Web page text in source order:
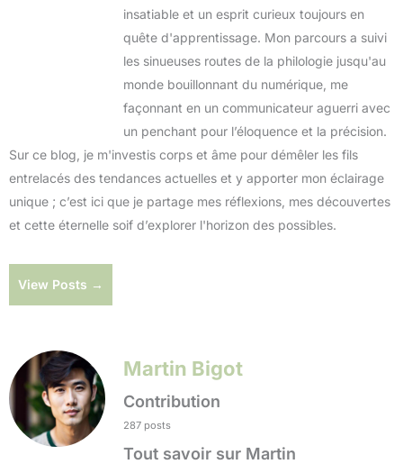
insatiable et un esprit curieux toujours en
quête d'apprentissage. Mon parcours a suivi
les sinueuses routes de la philologie jusqu'au
monde bouillonnant du numérique, me
façonnant en un communicateur aguerri avec
un penchant pour l’éloquence et la précision.
Sur ce blog, je m'investis corps et âme pour démêler les fils
entrelacés des tendances actuelles et y apporter mon éclairage
unique ; c’est ici que je partage mes réflexions, mes découvertes
et cette éternelle soif d’explorer l'horizon des possibles.
View Posts →
Martin Bigot
Contribution
287 posts
Tout savoir sur Martin